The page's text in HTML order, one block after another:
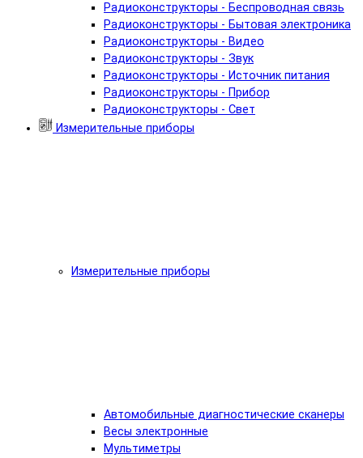
Радиоконструкторы - Беспроводная связь
Радиоконструкторы - Бытовая электроника
Радиоконструкторы - Видео
Радиоконструкторы - Звук
Радиоконструкторы - Источник питания
Радиоконструкторы - Прибор
Радиоконструкторы - Свет
Измерительные приборы
Измерительные приборы
Автомобильные диагностические сканеры
Весы электронные
Мультиметры